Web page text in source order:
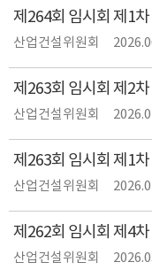
제264회 임시회 제1
산업건설위원회
제263회 임시회 제2
산업건설위원회
제263회 임시회 제1
산업건설위원회
제262회 임시회 제4
산업건설위원회